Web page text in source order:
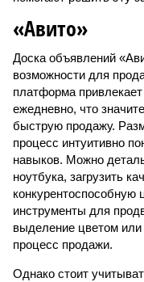
«Авито»
Доска объявлений
возможности для
платформа
ежедневно, что
быструю продажу.
процесс интуитивно
навыков. Можно
ноутбука, загрузить
конкурентоспособную
инструменты для
выделение цветом или
процесс продажи.
Однако стоит